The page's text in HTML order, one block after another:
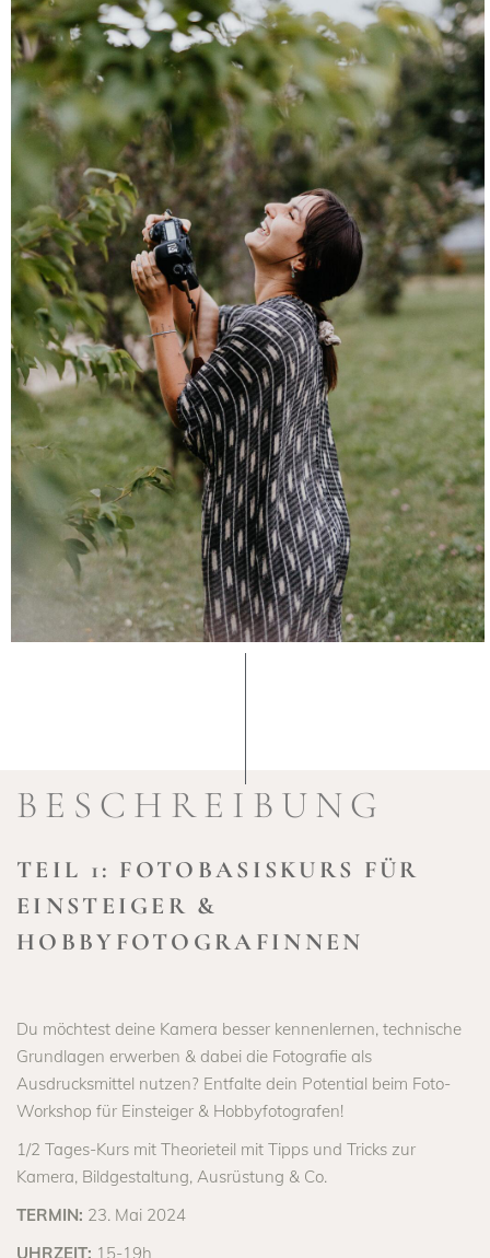
BESCHREIBUNG
TEIL 1: FOTOBASISKURS FÜR
EINSTEIGER &
HOBBYFOTOGRAFINNEN
Du möchtest deine Kamera besser kennenlernen, technische
Grundlagen erwerben & dabei die Fotografie als
Ausdrucksmittel nutzen? Entfalte dein Potential beim Foto-
Workshop für Einsteiger & Hobbyfotografen!
1/2 Tages-Kurs mit Theorieteil mit Tipps und Tricks zur
Kamera, Bildgestaltung, Ausrüstung & Co.
TERMIN: 23. Mai 2024
UHRZEIT: 15-19h